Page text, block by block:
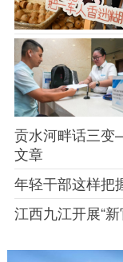
贡水河畔话三
文章
年轻干部这样把
江西九江开展“